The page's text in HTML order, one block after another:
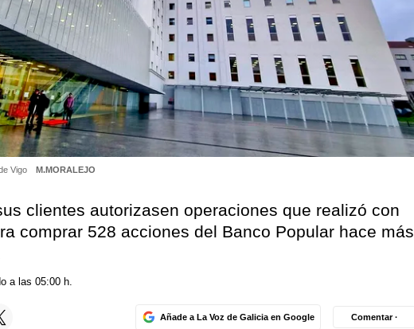
Vigo M.MORALEJO
clientes autorizasen operaciones que realizó con
comprar 528 acciones del Banco Popular hace más
a las 05:00 h.
Añade a La Voz de Galicia en Google Comentar ·